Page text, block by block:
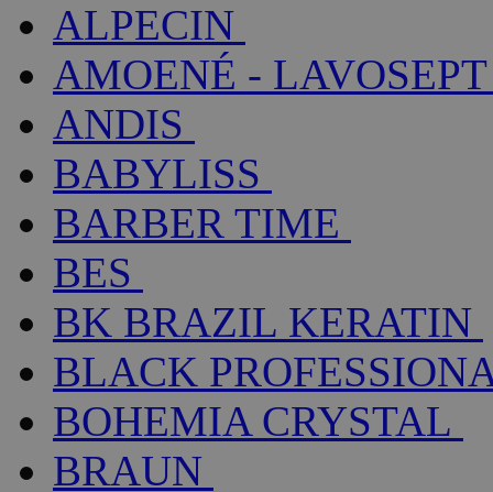
ALPECIN
AMOENÉ - LAVOSEPT
ANDIS
BABYLISS
BARBER TIME
BES
BK BRAZIL KERATIN
BLACK
BOHEMIA CRYSTAL
BRAUN